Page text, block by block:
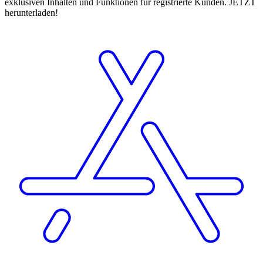
herunterladen!